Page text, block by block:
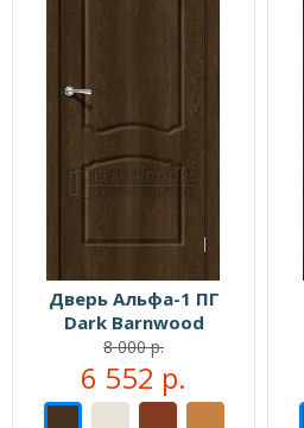
Дверь Альфа-1 ПГ
Dark Barnwood
8 000 р.
6 552 р.